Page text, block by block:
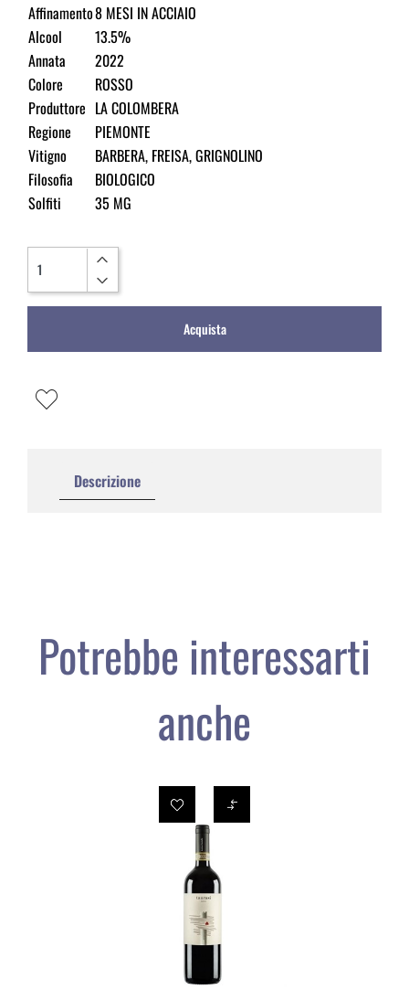
Affinamento8 MESI IN ACCIAIO
Alcool
13.5%
Annata
2022
Colore
ROSSO
Produttore LA COLOMBERA
Regione
PIEMONTE
Vitigno
BARBERA, FREISA, GRIGNOLINO
Filosofia
BIOLOGICO
Solfiti
35 MG
Acquista
Descrizione
Potrebbe interessarti
anche